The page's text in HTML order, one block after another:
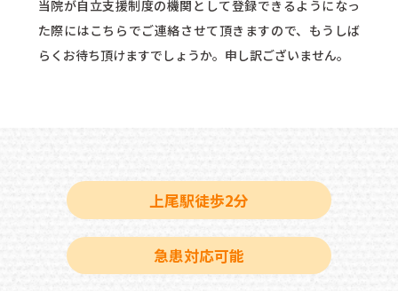
当院が自立支援制度の機関として登録できるようになっ
た際にはこちらでご連絡させて頂きますので、もうしば
らくお待ち頂けますでしょうか。申し訳ございません。
上尾駅徒歩2分
急患対応可能